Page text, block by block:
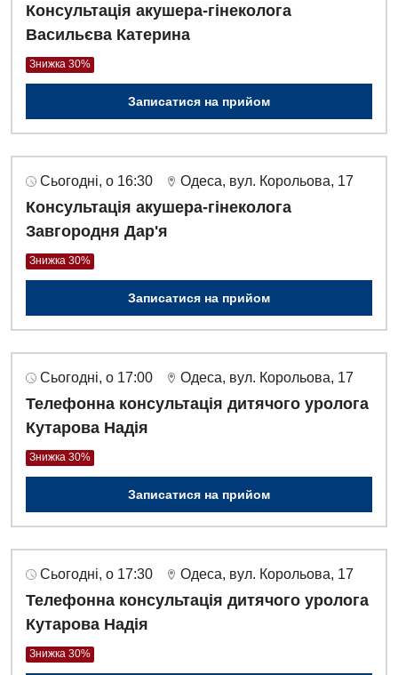
Консультація акушера-гінеколога
Васильєва Катерина
Знижка 30%
Записатися на прийом
Сьогодні, о 16:30 Одеса, вул. Корольова, 17
Консультація акушера-гінеколога
Завгородня Дар'я
Знижка 30%
Записатися на прийом
Сьогодні, о 17:00 Одеса, вул. Корольова, 17
Телефонна консультація дитячого уролога
Кутарова Надія
Знижка 30%
Записатися на прийом
Сьогодні, о 17:30 Одеса, вул. Корольова, 17
Телефонна консультація дитячого уролога
Кутарова Надія
Знижка 30%